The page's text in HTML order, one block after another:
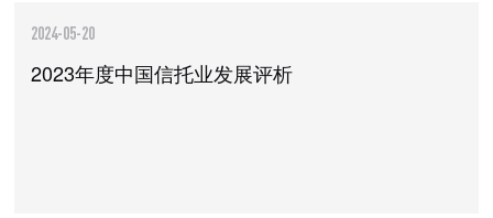
2024-05-20
2023年度中国信托业发展评析